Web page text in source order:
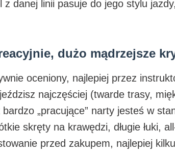
z danej linii pasuje do jego stylu
dużo mądrzejsze
oceniony, najlepiej przez
najczęściej (twarde trasy,
„pracujące” narty jesteś w
skręty na krawędzi, długie łuki,
przed zakupem, najlepiej